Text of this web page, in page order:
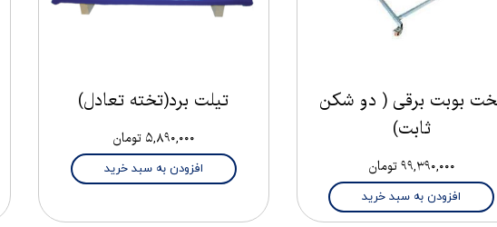
بوبت برقی ( دو شکن
ثابت)
۹۹,۳۹۰,۰۰۰ تومان
افزودن به سبد خرید
تیلت برد(تخته تعادل)
۵,۸۹۰,۰۰۰ تومان
افزودن به سبد خرید